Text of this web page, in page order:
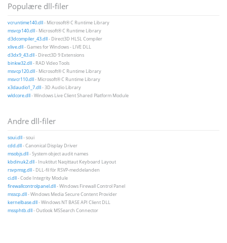
Populære dll-filer
vcruntime140.dll- Microsoft® C Runtime Library
msvcp140.dll- Microsoft® C Runtime Library
d3dcompiler_43.dll- Direct3D HLSL Compiler
xlive.dll- Games for Windows - LIVE DLL
d3dx9_43.dll- Direct3D 9 Extensions
binkw32.dll- RAD Video Tools
msvcp120.dll- Microsoft® C Runtime Library
msvcr110.dll- Microsoft® C Runtime Library
x3daudio1_7.dll- 3D Audio Library
wldcore.dll- Windows Live Client Shared Platform Module
Andre dll-filer
soui.dll- soui
cdd.dll- Canonical Display Driver
msobjs.dll- System object audit names
kbdinuk2.dll- Inuktitut Naqittaut Keyboard Layout
rsvpmsg.dll- DLL-fil för RSVP-meddelanden
ci.dll- Code Integrity Module
firewallcontrolpanel.dll- Windows Firewall Control Panel
msscp.dll- Windows Media Secure Content Provider
kernelbase.dll- Windows NT BASE API Client DLL
mssphtb.dll- Outlook MSSearch Connector